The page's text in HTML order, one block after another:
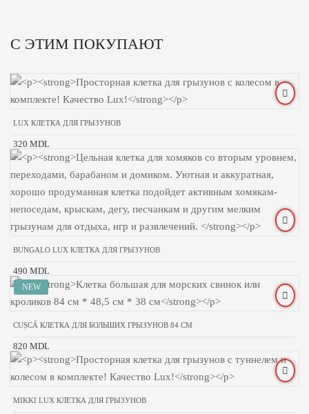
С ЭТИМ ПОКУПАЮТ
LUX КЛЕТКА ДЛЯ ГРЫЗУНОВ
320 MDL
BUNGALO LUX КЛЕТКА ДЛЯ ГРЫЗУНОВ
490 MDL
CUȘCĂ КЛЕТКА ДЛЯ БОЛЬШИХ ГРЫЗУНОВ 84 СМ
820 MDL
MIKKI LUX КЛЕТКА ДЛЯ ГРЫЗУНОВ